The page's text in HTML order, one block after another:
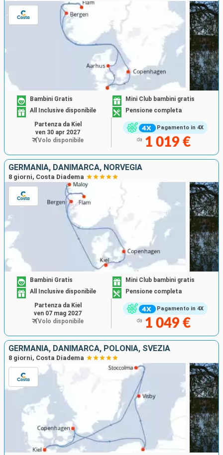
Pagamento in 4X
Bambini Gratis
Mini Club bambini gratis
All Inclusive disponibile
Pensione completa
da 1 019 €
Partenza da Kiel
ven 30 apr 2027
Volo disponibile
GERMANIA, DANIMARCA, NORVEGIA
8 giorni, Costa Diadema
Pagamento in 4X
Bambini Gratis
Mini Club bambini gratis
All Inclusive disponibile
Pensione completa
da 1 049 €
Partenza da Kiel
ven 07 mag 2027
Volo disponibile
GERMANIA, DANIMARCA, POLONIA, SVEZIA
8 giorni, Costa Diadema